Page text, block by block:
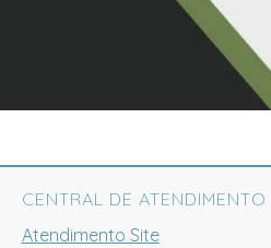
CENTRAL DE ATENDIMENTO
Atendimento Site